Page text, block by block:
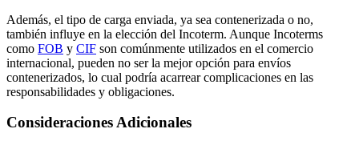
Además, el tipo de carga enviada, ya sea contenerizada o no,
también influye en la elección del Incoterm. Aunque Incoterms
como FOB y CIF son comúnmente utilizados en el comercio
internacional, pueden no ser la mejor opción para envíos
contenerizados, lo cual podría acarrear complicaciones en las
responsabilidades y obligaciones.
Consideraciones Adicionales